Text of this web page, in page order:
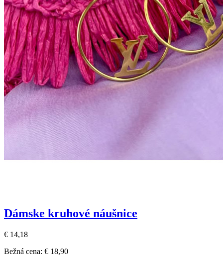
Dámske kruhové náušnice
€ 14,18
Bežná cena: € 18,90